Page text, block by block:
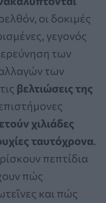
οι δοκιμές
γεγονός
των
των
βελτιώσεις της
χιλιάδες
ταυτόχρονα.
πεπτίδια
πώς
και πώς